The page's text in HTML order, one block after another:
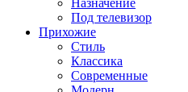
Назначение
Под телевизор
Прихожие
Стиль
Классика
Современные